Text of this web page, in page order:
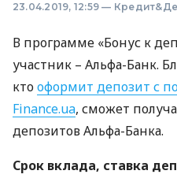
23.04.2019, 12:59 —
В программе «Бонус к
участник – Альфа-Банк.
ктооформит депозит с
Finance.ua, сможет
депозитов Альфа-Банка.
Срок вклада, ставка